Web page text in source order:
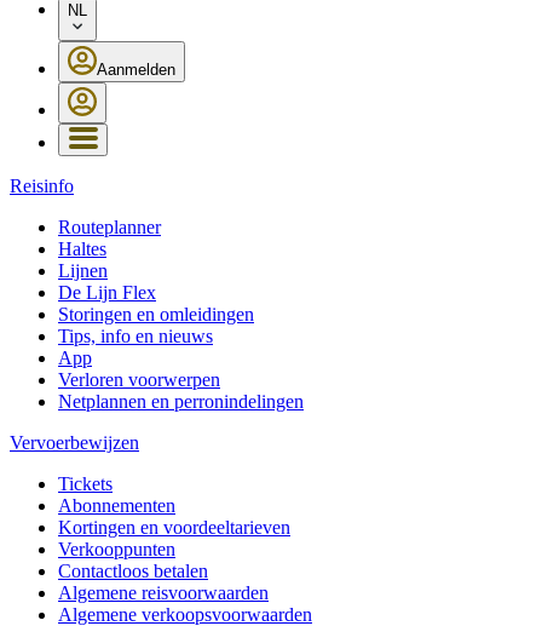
NL
Aanmelden
Reisinfo
Routeplanner
Haltes
Lijnen
De Lijn Flex
Storingen en omleidingen
Tips, info en nieuws
App
Verloren voorwerpen
Netplannen en perronindelingen
Vervoerbewijzen
Tickets
Abonnementen
Kortingen en voordeeltarieven
Verkooppunten
Contactloos betalen
Algemene reisvoorwaarden
Algemene verkoopsvoorwaarden